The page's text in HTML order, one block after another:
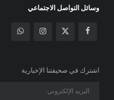
وسائل التواصل الاجتماعي
اشترك في صحيفتنا الإخبارية